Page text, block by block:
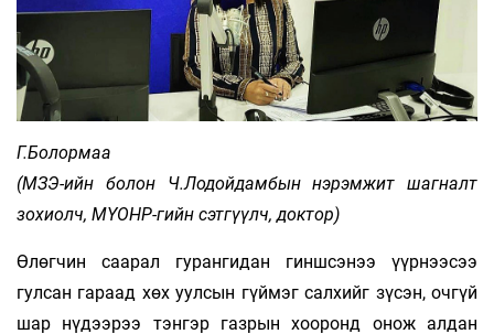
Г.Болормаа
(МЗЭ-ийн болон Ч.Лодойдамбын нэрэмжит шагналт
зохиолч, МҮОНР-гийн сэтгүүлч, доктор)
Өлөгчин саарал гурангидан гиншсэнээ үүр­­нээсээ
гулсан гараад хөх уулсын гүймэг сал­хийг зүсэн, очгүй
шар нүдээрээ тэнгэр газрын хоо­­ронд онож алдан